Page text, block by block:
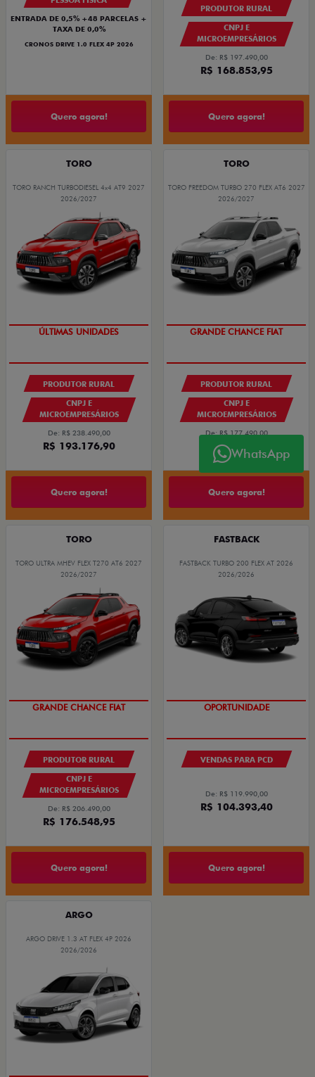
ENTRADA DE 0,5% +48 PARCELAS +
TAXA DE 0,0%
CRONOS DRIVE 1.0 FLEX 4P 2026
Quero agora!
PRODUTOR RURAL
CNPJ E
MICROEMPRESÁRIOS
De: R$ 197.490,00
R$ 168.853,95
Quero agora!
TORO
TORO RANCH TURBODIESEL 4x4 AT9 2027
2026/2027
GRANDE CHANCE FIAT
PRODUTOR RURAL
CNPJ E
MICROEMPRESÁRIOS
De: R$ 238.490,00
R$ 193.176,90
Quero agora!
TORO
TORO FREEDOM TURBO 270 FLEX AT6 2027
2026/2027
PRODUTOR RURAL
CNPJ E
MICROEMPRESÁRIOS
De: R$ 177.490,00
R$ 148.204,15
Quero agora!
TORO
TORO ULTRA MHEV FLEX T270 AT6 2027
2026/2027
PRODUTOR RURAL
CNPJ E
MICROEMPRESÁRIOS
De: R$ 206.490,00
R$ 176.548,95
Quero agora!
FASTBACK
FASTBACK TURBO 200 FLEX AT 2026
2026/2026
VENDAS PARA PCD
De: R$ 119.990,00
R$ 104.393,40
Quero agora!
ARGO
ARGO DRIVE 1.3 AT FLEX 4P 2026
2026/2026
WhatsApp